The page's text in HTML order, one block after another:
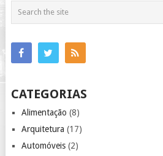
CATEGORIAS
Alimentação (8)
Arquitetura (17)
Automóveis(2)